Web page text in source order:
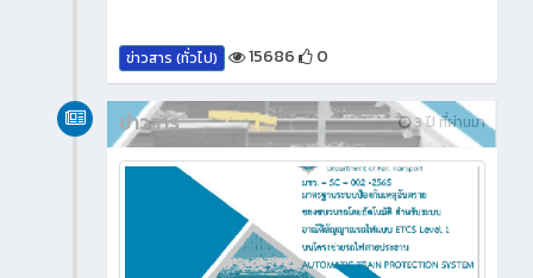
ข่าวสาร (ทั่วไป) 15686 0
3 ปี ที่ผ่านมา
ข่าวสาร